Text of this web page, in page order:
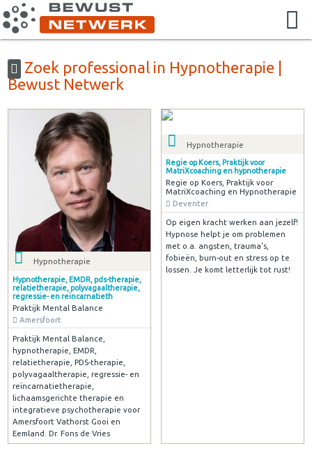
Zoek professional in Hypnotherapie |
Bewust Netwerk
Hypnotherapie
Hypnotherapie, EMDR, pds-therapie,
relatietherapie, polyvagaaltherapie,
regressie- en reïncarnatieth
Praktijk Mental Balance
Amersfoort
Praktijk Mental Balance,
hypnotherapie, EMDR,
relatietherapie, PDS-therapie,
polyvagaaltherapie, regressie- en
reïncarnatietherapie,
lichaamsgerichte therapie en
integratieve psychotherapie voor
Amersfoort Vathorst Gooi en
Eemland. Dr. Fons de Vries
Hypnotherapie
Regie op Koers, Praktijk voor
MatriXcoaching en hypnotherapie
Regie op Koers, Praktijk voor
MatriXcoaching en Hypnotherapie
Deventer
Op eigen kracht werken aan jezelf!
Hypnose helpt je om problemen
met o.a. angsten, trauma's,
fobieën, burn-out en stress op te
lossen. Je komt letterlijk tot rust!